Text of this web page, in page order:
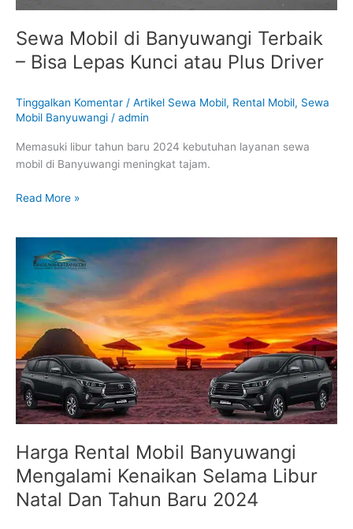
Sewa Mobil di Banyuwangi Terbaik
– Bisa Lepas Kunci atau Plus Driver
Tinggalkan Komentar / Artikel Sewa Mobil, Rental Mobil, Sewa
Mobil Banyuwangi / admin
Memasuki libur tahun baru 2024 kebutuhan layanan sewa
mobil di Banyuwangi meningkat tajam.
Driver
Read More »
Harga Rental Mobil Banyuwangi
Mengalami Kenaikan Selama Libur
Natal Dan Tahun Baru 2024
Rental
Mobil
Banyuwangi
Mengalami
Kenaikan
Selama
Libur
Natal
Dan
Tahun
2024